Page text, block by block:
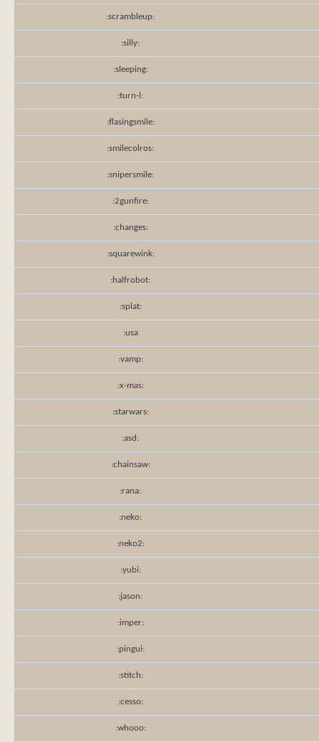
:scrambleup:
:silly:
:sleeping:
:turn-l:
:flasingsmile:
:smilecolros:
:snipersmile:
:2gunfire:
:changes:
:squarewink:
:halfrobot:
:splat:
:usa
:vamp:
:x-mas:
:starwars:
:asd:
:chainsaw:
:rana:
:neko:
:neko2:
:yubi:
:jason:
:imper:
:pingui:
:stitch:
:cesso:
:whooo: